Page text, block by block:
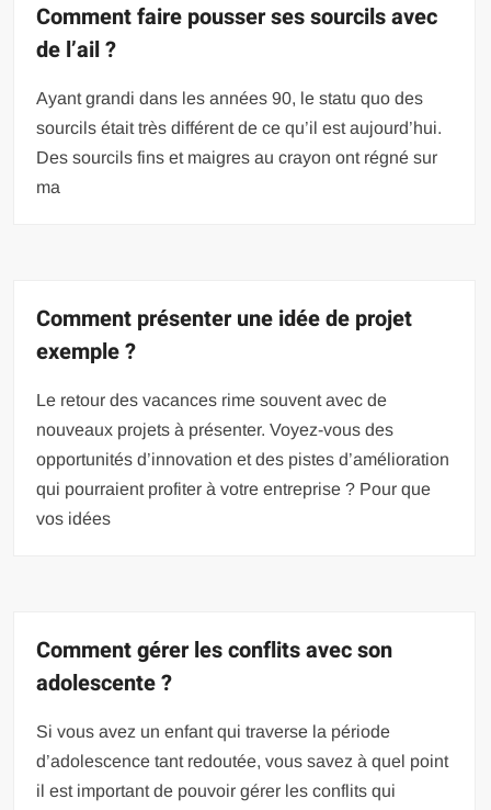
Comment faire pousser ses sourcils avec
de l’ail ?
Ayant grandi dans les années 90, le statu quo des
sourcils était très différent de ce qu’il est aujourd’hui.
Des sourcils fins et maigres au crayon ont régné sur
ma
Comment présenter une idée de projet
exemple ?
Le retour des vacances rime souvent avec de
nouveaux projets à présenter. Voyez-vous des
opportunités d’innovation et des pistes d’amélioration
qui pourraient profiter à votre entreprise ? Pour que
vos idées
Comment gérer les conflits avec son
adolescente ?
Si vous avez un enfant qui traverse la période
d’adolescence tant redoutée, vous savez à quel point
il est important de pouvoir gérer les conflits qui